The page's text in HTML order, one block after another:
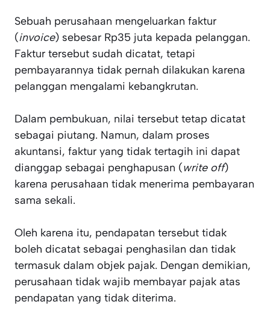
Sebuah perusahaan mengeluarkan faktur
(invoice) sebesar Rp35 juta kepada pelanggan.
Faktur tersebut sudah dicatat, tetapi
pembayarannya tidak pernah dilakukan karena
pelanggan mengalami kebangkrutan.
Dalam pembukuan, nilai tersebut tetap dicatat
sebagai piutang. Namun, dalam proses
akuntansi, faktur yang tidak tertagih ini dapat
dianggap sebagai penghapusan (write off)
karena perusahaan tidak menerima pembayaran
sama sekali.
Oleh karena itu, pendapatan tersebut tidak
boleh dicatat sebagai penghasilan dan tidak
termasuk dalam objek pajak. Dengan demikian,
perusahaan tidak wajib membayar pajak atas
pendapatan yang tidak diterima.